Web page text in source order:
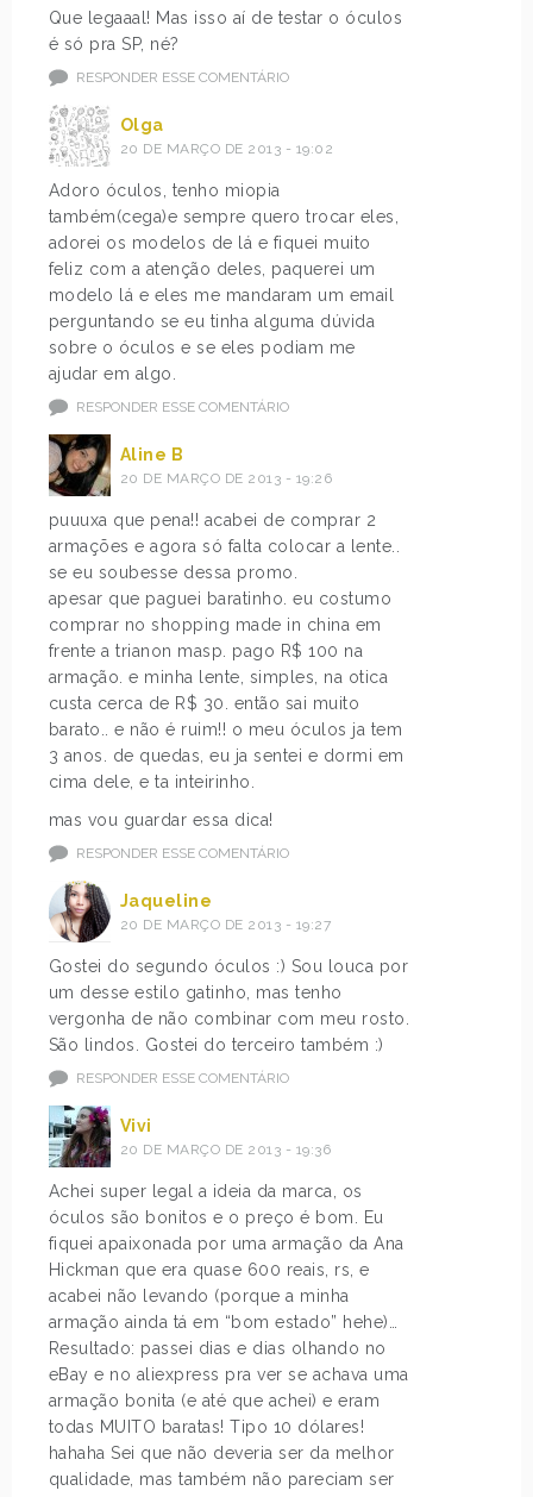
Que legaaal! Mas isso aí de testar o óculos
é só pra SP, né?
RESPONDER ESSE COMENTÁRIO
Olga
20 DE MARÇO DE 2013 - 19:02
Adoro óculos, tenho miopia
também(cega)e sempre quero trocar eles,
adorei os modelos de lá e fiquei muito
feliz com a atenção deles, paquerei um
modelo lá e eles me mandaram um email
perguntando se eu tinha alguma dúvida
sobre o óculos e se eles podiam me
ajudar em algo.
RESPONDER ESSE COMENTÁRIO
Aline B
20 DE MARÇO DE 2013 - 19:26
puuuxa que pena!! acabei de comprar 2
armações e agora só falta colocar a lente..
se eu soubesse dessa promo.
apesar que paguei baratinho. eu costumo
comprar no shopping made in china em
frente a trianon masp. pago R$ 100 na
armação. e minha lente, simples, na otica
custa cerca de R$ 30. então sai muito
barato.. e não é ruim!! o meu óculos ja tem
3 anos. de quedas, eu ja sentei e dormi em
cima dele, e ta inteirinho.
mas vou guardar essa dica!
RESPONDER ESSE COMENTÁRIO
Jaqueline
20 DE MARÇO DE 2013 - 19:27
Gostei do segundo óculos :) Sou louca por
um desse estilo gatinho, mas tenho
vergonha de não combinar com meu rosto.
São lindos. Gostei do terceiro também :)
RESPONDER ESSE COMENTÁRIO
Vivi
20 DE MARÇO DE 2013 - 19:36
Achei super legal a ideia da marca, os
óculos são bonitos e o preço é bom. Eu
fiquei apaixonada por uma armação da Ana
Hickman que era quase 600 reais, rs, e
acabei não levando (porque a minha
armação ainda tá em “bom estado” hehe)…
Resultado: passei dias e dias olhando no
eBay e no aliexpress pra ver se achava uma
armação bonita (e até que achei) e eram
todas MUITO baratas! Tipo 10 dólares!
hahaha Sei que não deveria ser da melhor
qualidade, mas também não pareciam ser